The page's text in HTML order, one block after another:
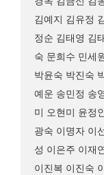
김예지 김유정
정순 김태영 김
숙 문희수 민세
박윤숙 박진숙
예운 송민정 송
미 오현미 윤정
광숙 이명자 이
성 이은주 이재
이진복 이진숙